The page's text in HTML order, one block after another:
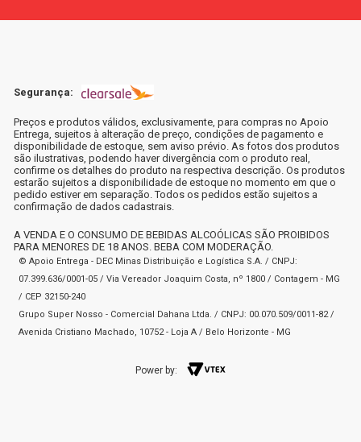
Segurança:
Preços e produtos válidos, exclusivamente, para compras no Apoio
Entrega, sujeitos à alteração de preço, condições de pagamento e
disponibilidade de estoque, sem aviso prévio. As fotos dos produtos
são ilustrativas, podendo haver divergência com o produto real,
confirme os detalhes do produto na respectiva descrição. Os produtos
estarão sujeitos a disponibilidade de estoque no momento em que o
pedido estiver em separação. Todos os pedidos estão sujeitos a
confirmação de dados cadastrais.
A VENDA E O CONSUMO DE BEBIDAS ALCOÓLICAS SÃO PROIBIDOS
PARA MENORES DE 18 ANOS. BEBA COM MODERAÇÃO.
© Apoio Entrega - DEC Minas Distribuição e Logística S.A. / CNPJ:
07.399.636/0001-05 / Via Vereador Joaquim Costa, nº 1800 / Contagem - MG
/ CEP 32150-240
Grupo Super Nosso - Comercial Dahana Ltda. / CNPJ: 00.070.509/0011-82 /
Avenida Cristiano Machado, 10752 - Loja A / Belo Horizonte - MG
Power by: